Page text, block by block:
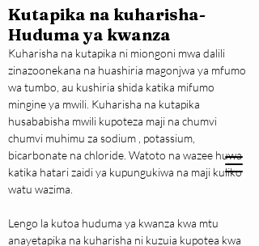
Kutapika na kuharisha-
Huduma ya kwanza
Kuharisha na kutapika ni miongoni mwa dalili
zinazoonekana na huashiria magonjwa ya mfumo
wa tumbo, au kushiria shida katika mifumo
mingine ya mwili. Kuharisha na kutapika
husababisha mwili kupoteza maji na chumvi
chumvi muhimu za sodium , potassium,
bicarbonate na chloride. Watoto na wazee huwa
katika hatari zaidi ya kupungukiwa na maji kuliko
watu wazima.
Lengo la kutoa huduma ya kwanza kwa mtu
anayetapika na kuharisha ni kuzuia kupotea kwa